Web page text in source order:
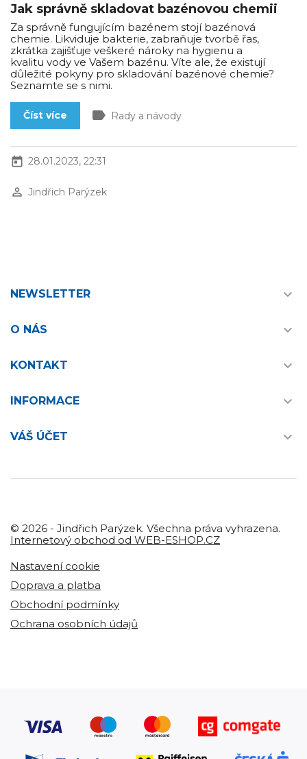
Jak správně skladovat bazénovou chemii
Za správně fungujícím bazénem stojí bazénová
chemie. Likviduje bakterie, zabraňuje tvorbě řas,
zkrátka zajišťuje veškeré nároky na hygienu a
kvalitu vody ve Vašem bazénu. Víte ale, že existují
důležité pokyny pro skladování bazénové chemie?
Seznamte se s nimi.
Číst více label Rady a návody
today 28.01.2023, 22:31
perm_identity Jindřich Parýzek
NEWSLETTER 
O NÁS 
KONTAKT 
INFORMACE 
VÁŠ ÚČET 
© 2026 - Jindřich Parýzek. Všechna práva vyhrazena.
Internetový obchod od WEB-ESHOP.CZ
Nastavení cookie
Doprava a platba
Obchodní podmínky
Ochrana osobních údajů